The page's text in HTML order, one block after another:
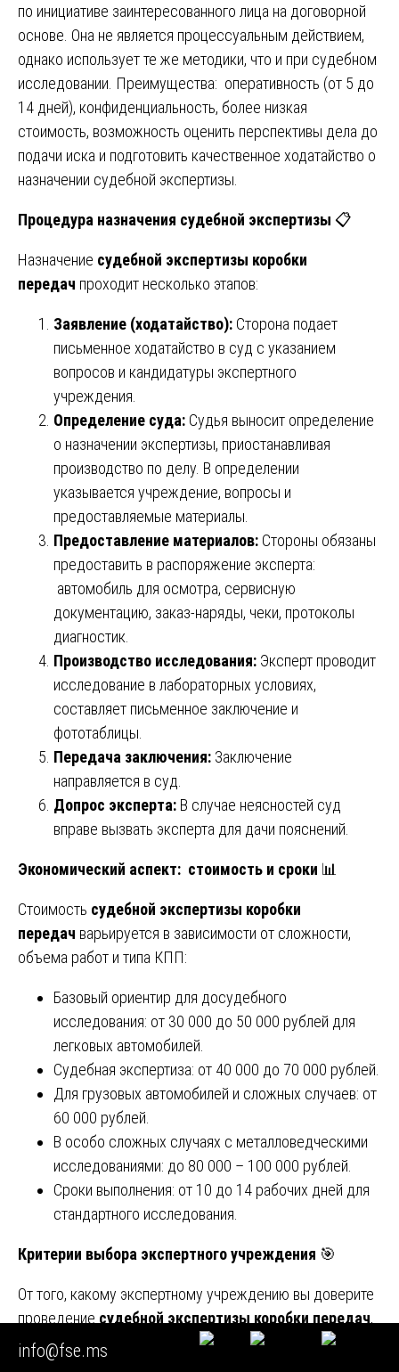
по инициативе заинтересованного лица на договорной
основе. Она не является процессуальным действием,
однако использует те же методики, что и при судебном
исследовании. Преимущества: оперативность (от 5 до
14 дней), конфиденциальность, более низкая
стоимость, возможность оценить перспективы дела до
подачи иска и подготовить качественное ходатайство о
назначении судебной экспертизы.
Процедура назначения судебной экспертизы 📋
Назначение судебной экспертизы коробки
передач проходит несколько этапов:
Заявление (ходатайство): Сторона подает
письменное ходатайство в суд с указанием
вопросов и кандидатуры экспертного
учреждения.
Определение суда: Судья выносит определение
о назначении экспертизы, приостанавливая
производство по делу. В определении
указывается учреждение, вопросы и
предоставляемые материалы.
Предоставление материалов: Стороны обязаны
предоставить в распоряжение эксперта:
автомобиль для осмотра, сервисную
документацию, заказ-наряды, чеки, протоколы
диагностик.
Производство исследования: Эксперт проводит
исследование в лабораторных условиях,
составляет письменное заключение и
фототаблицы.
Передача заключения: Заключение
направляется в суд.
Допрос эксперта: В случае неясностей суд
вправе вызвать эксперта для дачи пояснений.
Экономический аспект: стоимость и сроки 📊
Стоимость судебной экспертизы коробки
передач варьируется в зависимости от сложности,
объема работ и типа КПП:
Базовый ориентир для досудебного
исследования: от 30 000 до 50 000 рублей для
легковых автомобилей.
Судебная экспертиза: от 40 000 до 70 000 рублей.
Для грузовых автомобилей и сложных случаев: от
60 000 рублей.
В особо сложных случаях с металловедческими
исследованиями: до 80 000 – 100 000 рублей.
Сроки выполнения: от 10 до 14 рабочих дней для
стандартного исследования.
Критерии выбора экспертного учреждения 🎯
От того, какому экспертному учреждению вы доверите
проведение судебной экспертизы коробки передач,
напрямую зависит качество заключения и его
доказательственная ценность:
info@fse.ms